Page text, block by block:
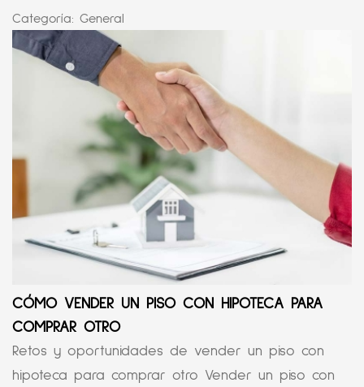
Categoría: General
CÓMO VENDER UN PISO CON HIPOTECA PARA
COMPRAR OTRO
Retos y oportunidades de vender un piso con
hipoteca para comprar otro Vender un piso con